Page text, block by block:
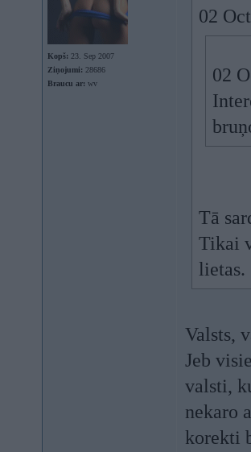
Kopš: 23. Sep 2007
Ziņojumi: 28686
Braucu ar: wv
02
02
Tā
Tikai
lietas.
Valsts,
Jeb
valsti,
nekaro
korekti